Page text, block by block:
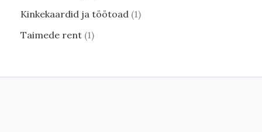
Kinkekaardid ja töötoad 1
Taimede rent 1